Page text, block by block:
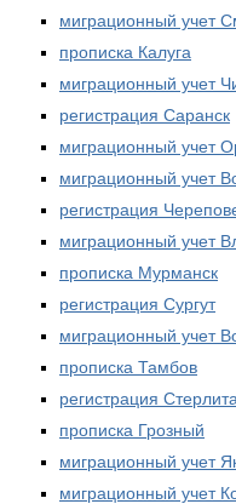
миграционный учет
прописка Калуга
миграционный учет
регистрация Саранск
миграционный учет
миграционный учет
регистрация
миграционный учет
прописка Мурманск
регистрация Сургут
миграционный учет
прописка Тамбов
регистрация
прописка Грозный
миграционный учет
миграционный учет